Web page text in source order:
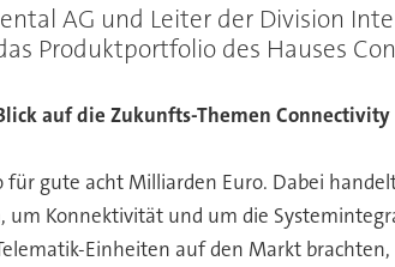
AG und Leiter der Division
Produktportfolio des Hauses
auf die Zukunfts-Themen
gute acht Milliarden Euro. Dabei
Konnektivität und um die
Einheiten auf den Markt